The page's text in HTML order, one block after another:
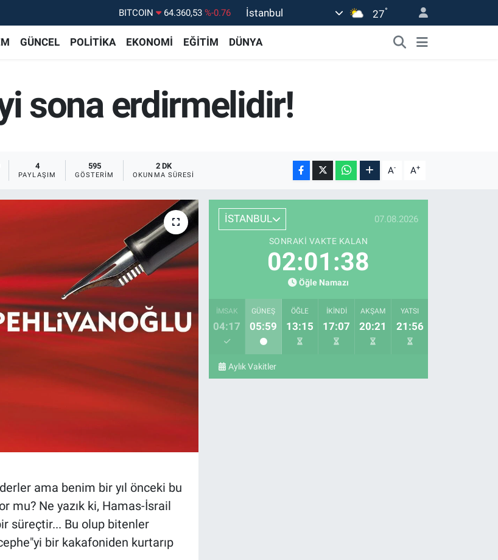
47,7069
EURO
55,0265 %0.01
BİST100
13.887 %64
İstanbul 27°
GÜNCEL POLİTİKA EKONOMİ EĞİTİM DÜNYA
sona erdirmelidir!
4
PAYLAŞIM
595
GÖSTERIM
2 DK
OKUNMA SÜRESI A- A+
ama benim bir yıl önceki bu
mu? Ne yazık ki, Hamas-İsrail
süreçtir... Bu olup bitenler
bir kakafoniden kurtarıp
İSTANBUL 07.08.2026
SONRAKI VAKTE KALAN
02:01:37
Öğle Namazı
İMSAK
04:17
GÜNEŞ
05:59
ÖĞLE
13:15
İKINDI
17:07
AKŞAM
20:21
YATSI
21:56
Aylık Vakitler